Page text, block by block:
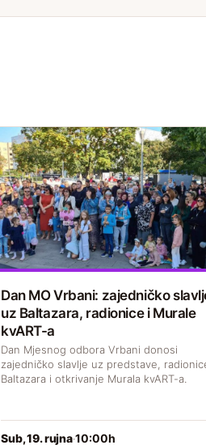
Dan MO Vrbani: zajedničko
uz Baltazara, radionice i Murale
kvART-a
Dan Mjesnog odbora Vrbani donosi
zajedničko slavlje uz predstave,
Baltazara i otkrivanje Murala kvART-a.
Sub, 19. rujna·10:00h